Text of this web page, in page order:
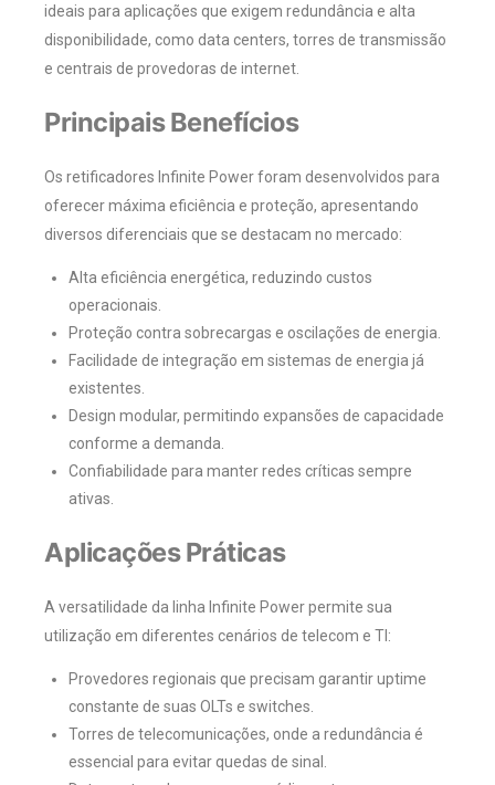
ideais para aplicações que exigem redundância e alta
disponibilidade, como data centers, torres de transmissão
e centrais de provedoras de internet.
Principais Benefícios
Os retificadores Infinite Power foram desenvolvidos para
oferecer máxima eficiência e proteção, apresentando
diversos diferenciais que se destacam no mercado:
Alta eficiência energética, reduzindo custos
operacionais.
Proteção contra sobrecargas e oscilações de energia.
Facilidade de integração em sistemas de energia já
existentes.
Design modular, permitindo expansões de capacidade
conforme a demanda.
Confiabilidade para manter redes críticas sempre
ativas.
Aplicações Práticas
A versatilidade da linha Infinite Power permite sua
utilização em diferentes cenários de telecom e TI:
Provedores regionais que precisam garantir uptime
constante de suas OLTs e switches.
Torres de telecomunicações, onde a redundância é
essencial para evitar quedas de sinal.